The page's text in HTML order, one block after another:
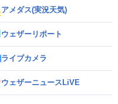
アメダス(実況天気)
ウェザーリポート
ライブカメラ
ウェザーニュースLiVE